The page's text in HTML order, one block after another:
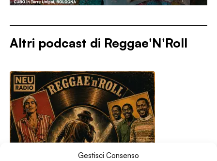
Gestisci Consenso
Altri podcast di Reggae'N'Roll